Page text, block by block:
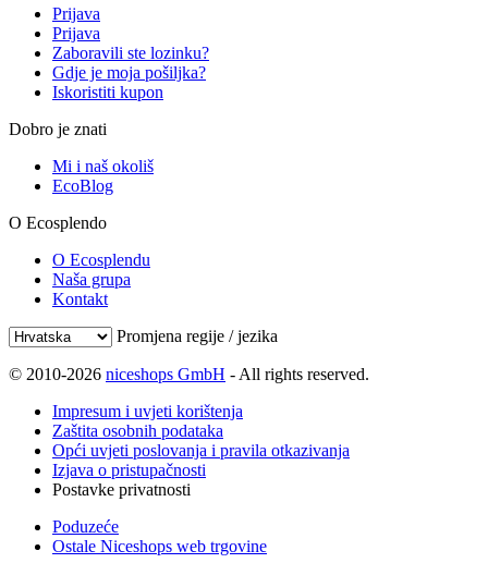
Prijava
Prijava
Zaboravili ste lozinku?
Gdje je moja pošiljka?
Iskoristiti kupon
Dobro je znati
Mi i naš okoliš
EcoBlog
O Ecosplendo
O Ecosplendu
Naša grupa
Kontakt
Promjena regije / jezika
© 2010-2026 niceshops GmbH - All rights reserved.
Impresum i uvjeti korištenja
Zaštita osobnih podataka
Opći uvjeti poslovanja i pravila otkazivanja
Izjava o pristupačnosti
Postavke privatnosti
Poduzeće
Ostale Niceshops web trgovine